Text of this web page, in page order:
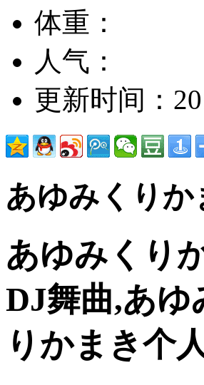
体重：
人气：
更新时间：
あゆみくりか
あゆみくり
DJ舞曲,あゆ
りかまき个